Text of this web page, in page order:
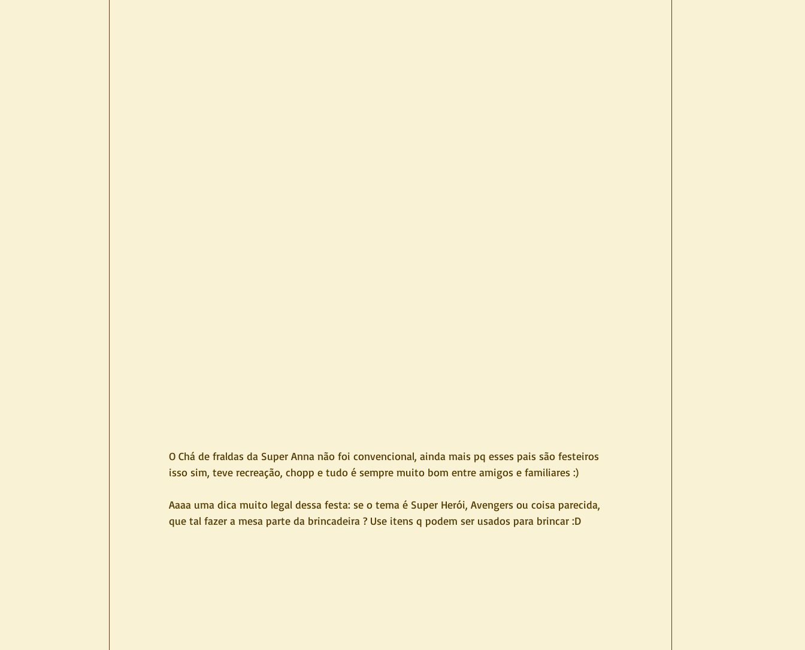
O Chá de fraldas da Super Anna não foi convencional, ainda mais pq esses pais são festeiros
isso sim, teve recreação, chopp e tudo é sempre muito bom entre amigos e familiares :)
Aaaa uma dica muito legal dessa festa: se o tema é Super Herói, Avengers ou coisa parecida,
que tal fazer a mesa parte da brincadeira ? Use itens q podem ser usados para brincar :D